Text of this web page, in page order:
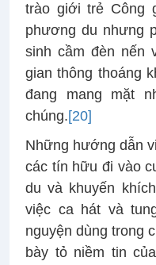
trào giới trẻ Công
phương du nhưng
sinh cầm đèn nến
gian thông thoáng
đang mang mặt
chúng.[20]
Những hướng dẫn
các tín hữu đi vào
du và khuyến
việc ca hát và
nguyện dùng trong
bày tỏ niềm tin